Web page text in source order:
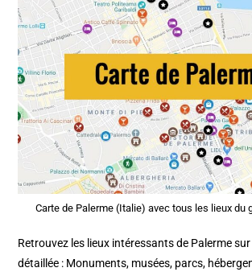
Carte de Palerme (Italie) avec tous les lieux du
Retrouvez les lieux intéressants de Palerme
détaillée : Monuments, musées, parcs,